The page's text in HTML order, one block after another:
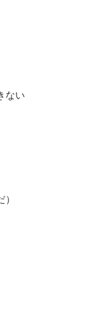
ない